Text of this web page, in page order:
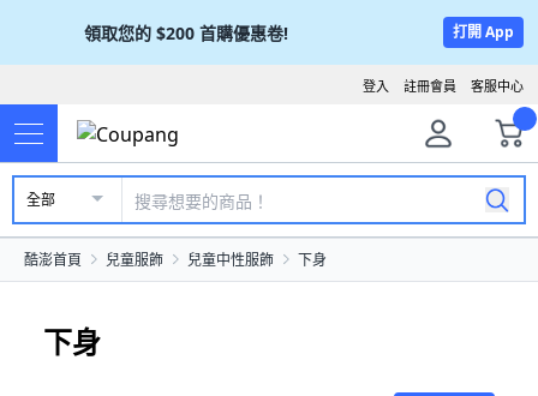
領取您的 $200 首購優惠卷! 打開 App
客服中心
註冊會員
登入
全部
酷澎首頁 兒童服飾 兒童中性服飾 下身
下身